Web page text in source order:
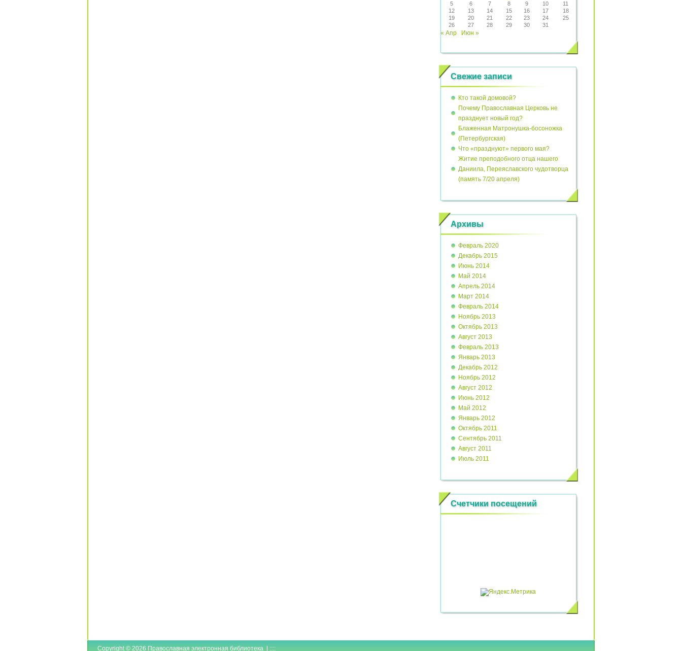
5
6 7 8 9 10
11
12
13 14 15 16 17
18
19
20 21 22 23 24
25
26
27 28 29 30 31
« Апр Июн »
Свежие записи
Кто такой домовой?
Почему Православная Церковь не
празднует новый год?
Блаженная Матронушка-босоножка
(Петербургская)
Что «празднуют» первого мая?
Житие преподобного отца нашего
Даниила, Переяславского чудотворца
(память 7/20 апреля)
Архивы
Февраль 2020
Декабрь 2015
Июнь 2014
Май 2014
Апрель 2014
Март 2014
Февраль 2014
Ноябрь 2013
Октябрь 2013
Август 2013
Февраль 2013
Январь 2013
Декабрь 2012
Ноябрь 2012
Август 2012
Июнь 2012
Май 2012
Январь 2012
Октябрь 2011
Сентябрь 2011
Август 2011
Июль 2011
Счетчики посещений
Copyright © 2026 Православная электронная библиотека | ::::